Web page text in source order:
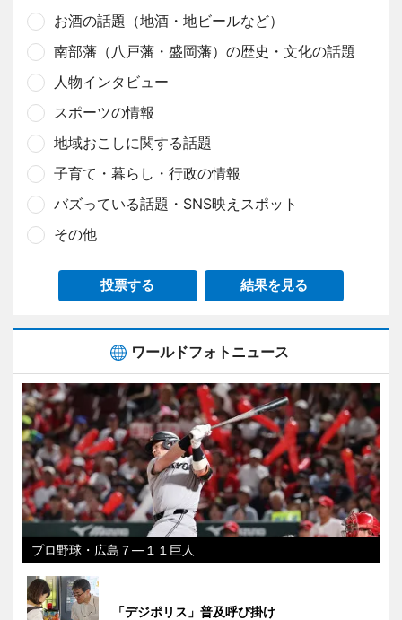
お酒の話題（地酒・地ビールなど）
南部藩（八戸藩・盛岡藩）の歴史・文化の話題
人物インタビュー
スポーツの情報
地域おこしに関する話題
子育て・暮らし・行政の情報
バズっている話題・SNS映えスポット
その他
投票する 結果を見る
ワールドフォトニュース
プロ野球・広島７―１１巨人
「デジポリス」普及呼び掛け